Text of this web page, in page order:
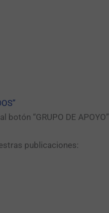
“GRUPO DE
publicaciones: